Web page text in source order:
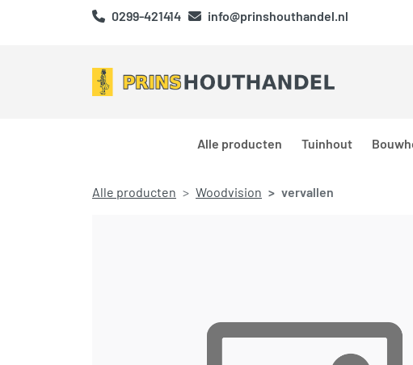
0299-421414 info@prinshouthandel.nl
Alle producten Tuinhout
Alle producten Woodvision vervallen